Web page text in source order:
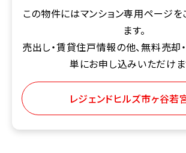
この物件にはマンション専用ページを
ます。
売出し・賃貸住戸情報の他、無料売却
単にお申し込みいただけま
レジェンドヒルズ市ヶ谷若